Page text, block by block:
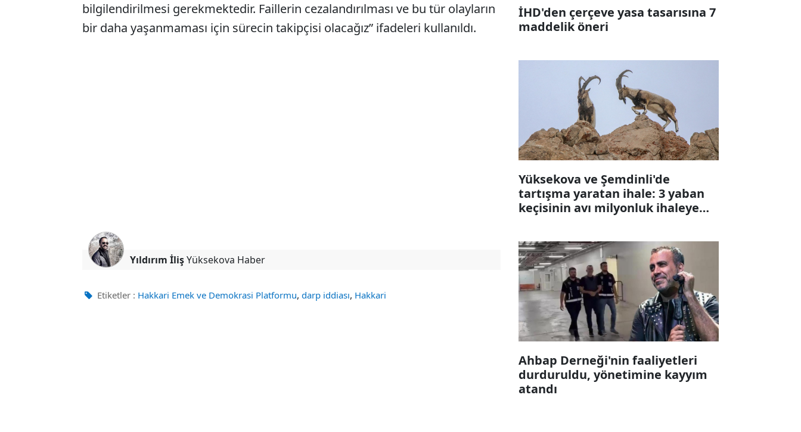
bilgilendirilmesi gerekmektedir. Faillerin cezalandırılması ve bu tür olayların
bir daha yaşanmaması için sürecin takipçisi olacağız” ifadeleri kullanıldı.
Yıldırım İlişYüksekova Haber
Etiketler : Hakkari Emek ve Demokrasi Platformu, darp iddiası, Hakkari
İHD'den çerçeve yasa tasarısına 7
maddelik öneri
Yüksekova ve Şemdinli'de
tartışma yaratan ihale: 3 yaban
keçisinin avı milyonluk ihaleye
Ahbap Derneği'nin faaliyetleri
durduruldu, yönetimine kayyım
atandı